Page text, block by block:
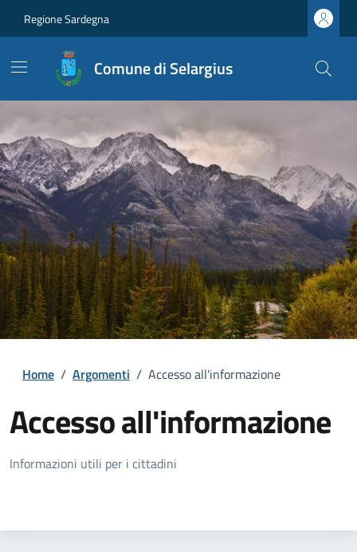
Regione Sardegna
Comune di Selargius
Home / Argomenti / Accesso all'informazione
Accesso all'informazione
Dettagli della notizia
Informazioni utili per i cittadini